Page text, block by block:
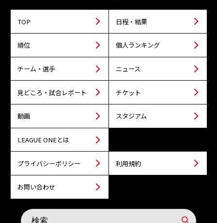
TOP 日程・結果
順位 個人ランキング
チーム・選手 ニュース
見どころ・試合レポート チケット
動画 スタジアム
LEAGUE ONEとは
プライバシーポリシー 利用規約
お問い合わせ